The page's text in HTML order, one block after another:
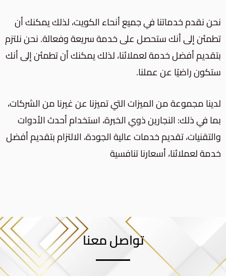
نحن نقدم خدماتنا في جميع أنحاء الكويت، لذلك يمكنك أن
تطمئن إلى أنك ستحصل على خدمة سريعة وفعالة. نحن نلتزم
بتقديم أفضل خدمة لعملائنا، لذلك يمكنك أن تطمئن إلى أنك
ستكون راضيًا عن عملنا.
لدينا مجموعة من الميزات التي تميزنا عن غيرنا من الشركات،
بما في ذلك: النجارين ذوي الخبرة، استخدام أحدث الأدوات
والتقنيات، تقديم خدمات عالية الجودة، الالتزام بتقديم أفضل
خدمة لعملائنا، أسعارنا تنافسية
تواصل معنا